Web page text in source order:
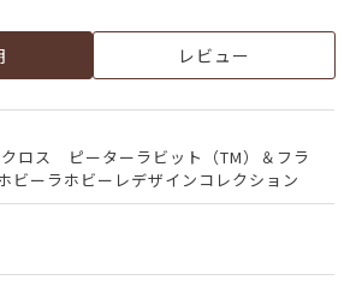
レビュー
ロス ピーターラビット（TM）＆フラ
ビーラホビーレデザインコレクション